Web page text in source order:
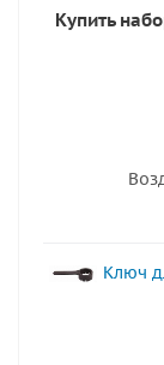
Купить
Ключ